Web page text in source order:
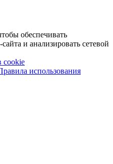
обеспечивать
и анализировать сетевой
cookie
использования